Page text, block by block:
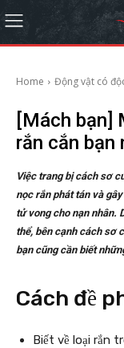
Home Động vật có
[Mách bạn]
rắn cắn bạn
Việc trang bị cách sơ
nọc rắn phát tán và
tử vong cho nạn nhân.
thể, bên cạnh cách sơ
bạn cũng cần biết
Cách đề
Biết về loại rắn